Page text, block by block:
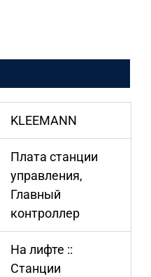
GROUP
KLEEMANN
Плата станции
управления,
Главный
контроллер
На лифте ::
Станции